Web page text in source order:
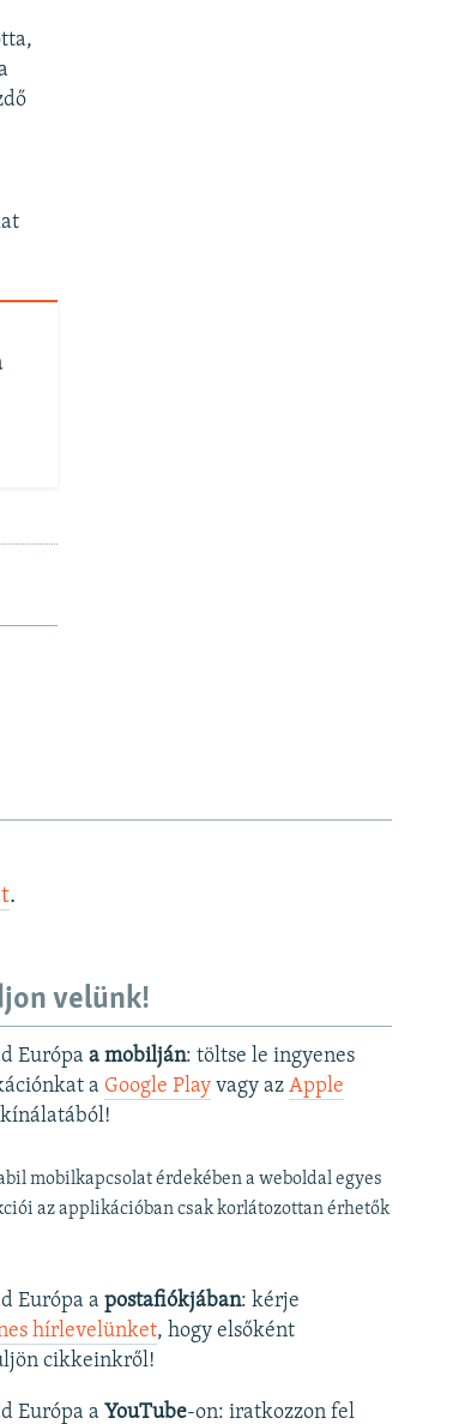
.
velünk!
Európa a mobilján: töltse le ingyenes
a Google Playvagy az Apple
kínálatából!
mobilkapcsolat érdekében a weboldal egyes
az applikációban csak korlátozottan érhetők
Európa a postafiókjában: kérje
hírlevelünket, hogy elsőként
cikkeinkről!
Európa a YouTube-on: iratkozzon fel